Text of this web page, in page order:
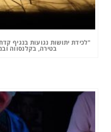
"לכידת יתושות נגועות בנגיף
בטירה, בקלנסווה